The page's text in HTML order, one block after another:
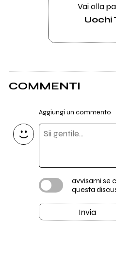
Vai alla
Uochi
COMMENTI
Aggiungi un commento
avvisami se
questa
Invia